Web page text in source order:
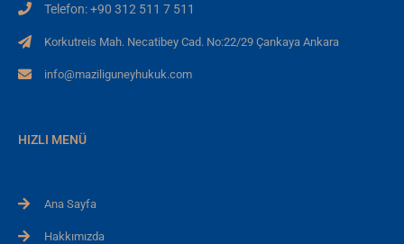
Telefon: +90 312 511 7 511
Korkutreis Mah. Necatibey Cad. No:22/29 Çankaya Ankara
info@maziliguneyhukuk.com
HIZLI MENÜ
Ana Sayfa
Hakkımızda